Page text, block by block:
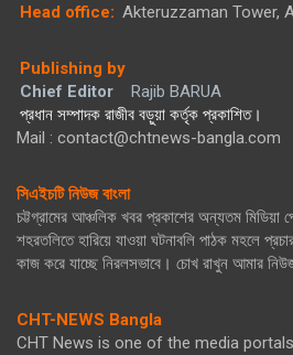
Head office: Akteruzzaman Tower,
Publishing by
Chief Editor
Rajib BARUA
প্রধান সম্পাদক রাজীব বড়ুয়া কর্তৃক প্রকাশিত।
Mail : contact@chtnews-bangla.com
সিএইচটি নিউজ বাংলা
চট্টগ্রামের আঞ্চলিক খবর প্রকাশের অন্যতম মিডিয়া
শহরতলিতে হারিয়ে যাওয়া ঘটনাবলি পাঠক মহলে
কাজ করে যাচ্ছে নিরলসভাবে। চোখ রাখুন আমার
CHT-NEWS Bangla
CHT News is one of the media